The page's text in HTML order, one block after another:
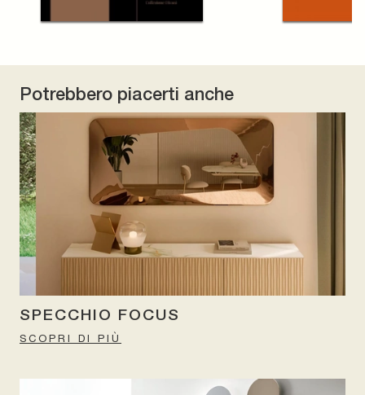
Potrebbero piacerti anche
SPECCHIO FOCUS
SCOPRI DI PIÙ